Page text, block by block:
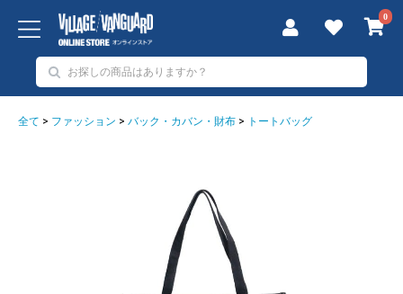
0
全て > ファッション > バック・カバン・財布 > トートバッグ